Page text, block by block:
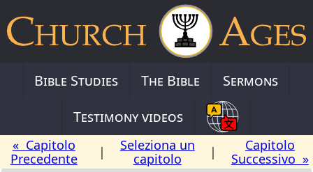
Bible Studies The Bible
Sermons
Testimony videos
« Capitolo
Precedente
|
Seleziona un
capitolo
|
Capitolo
Successivo »